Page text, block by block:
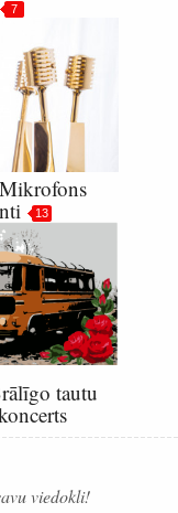
7
13
tautu
viedokli!